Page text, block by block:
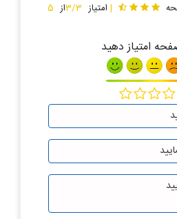
| امتیاز 3/3از 5
امتیاز دهید